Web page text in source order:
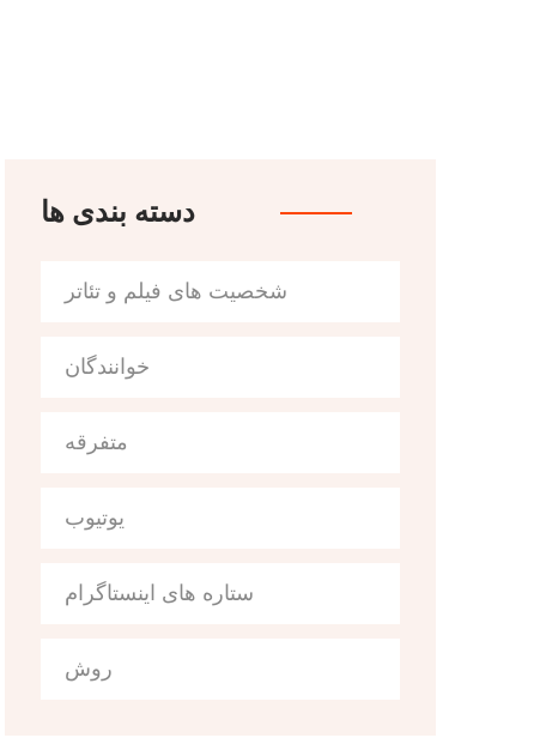
دسته بندی ها
شخصیت های فیلم و تئاتر
خوانندگان
متفرقه
یوتیوب
ستاره های اینستاگرام
روش